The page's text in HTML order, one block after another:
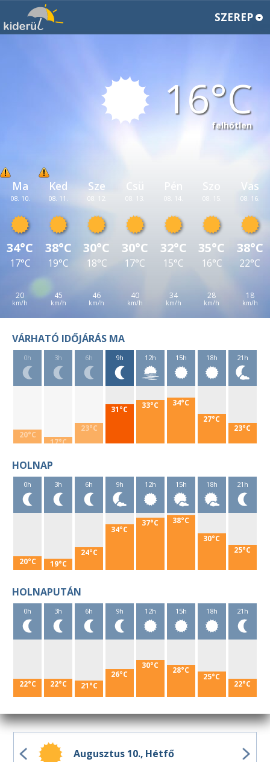
SZEREP
16
felhőtlen
Ma
08. 10.
34°C
17°C
20
Ked
08. 11.
38°C
19°C
45
Sze
08. 12.
30°C
18°C
46
08. 13.
30°C
17°C
40
08. 14.
32°C
15°C
34
08. 15.
35°C
16°C
28
Vas
08. 16.
38°C
22°C
18
VÁRHATÓ IDŐJÁRÁS MA
0h
20°C
3h
17°C
6h
23°C
9h
31°C
12h
33°C
15h
34°C
18h
27°C
21h
23°C
HOLNAP
0h
20°C
3h
19°C
6h
24°C
9h
34°C
12h
37°C
15h
38°C
18h
30°C
21h
25°C
HOLNAPUTÁN
0h
22°C
3h
22°C
6h
21°C
9h
26°C
12h
30°C
15h
28°C
18h
25°C
21h
22°C
Augusztus 10. Hétfő